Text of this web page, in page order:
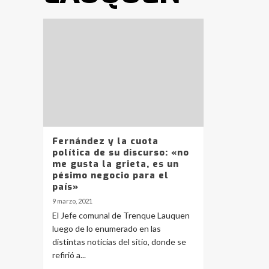
Fernández y la cuota
política de su discurso: «no
me gusta la grieta, es un
pésimo negocio para el
país»
9 marzo, 2021
El Jefe comunal de Trenque Lauquen
luego de lo enumerado en las
distintas noticias del sitio, donde se
refirió a...